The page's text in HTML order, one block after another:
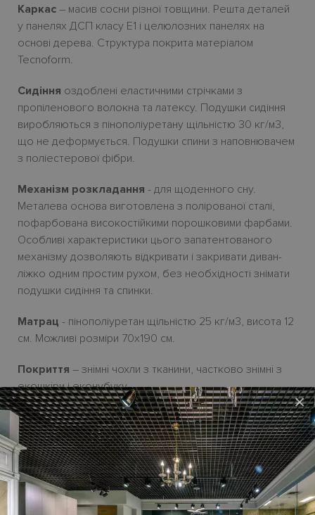
×
Каркас – масив сосни різної товщини. Решта деталей
у панелях ДСП класу Е1 і целюлозних панелях на
основі дерева. Структура покрита матеріалом
Tecnoform.
Сидіння оздоблені еластичними стрічками з
пропіленового волокна та латексу. Подушки сидіння
виробляються з пінополіуретану щільністю 30 кг/м3,
що не деформується. Подушки спини з наповнювачем
з поліестерової фібри.
Механізм розкладання - для щоденного сну.
Металева основа виготовлена з полірованої сталі,
пофарбована високостійкими порошковими фарбами.
Особливі характеристики цього запатентованого
механізму дозволяють відкривати і закривати диван-
ліжко одним простим рухом, без необхідності знімати
подушки сидіння та спинки.
Матрац - пінополіуретан щільністю 25 кг/м3, висота 12
см. Можливі розміри 70х190 см.
Покриття – знiмнi чохли з тканини, частково знiмнi з
екошкiри і еконубуку.
Ніжки– металевіH12 см у алюміниєвому кольорі.
Ціна дивана-ліжкаTAHITIна сайті – упочатковій
категорії тканини.У стандартну комплектаціюм’яких
меблів не входять декоративні подушки,ціну наякі
треба обчислювати
додатково.